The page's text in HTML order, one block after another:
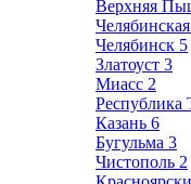
Верхняя
Челябинск 5
Златоуст 3
Миасс 2
Республика
Казань 6
Бугульма 3
Чистополь 2